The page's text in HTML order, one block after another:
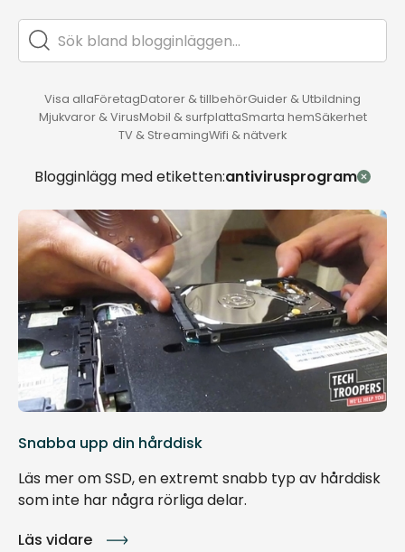
Visa allaFöretagDatorer & tillbehörGuider & Utbildning
Mjukvaror & VirusMobil & surfplattaSmarta hemSäkerhet
TV & StreamingWifi & nätverk
Blogginlägg med etiketten:antivirusprogram
Snabba upp din hårddisk
Läs mer om SSD, en extremt snabb typ av hårddisk
som inte har några rörliga delar.
Läs vidare